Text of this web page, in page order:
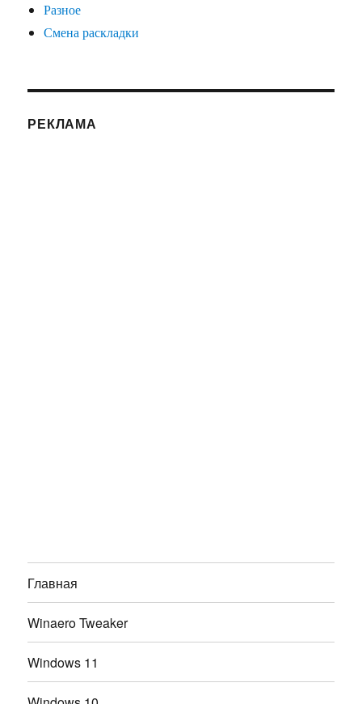
Разное
Смена раскладки
РЕКЛАМА
Главная
Winaero Tweaker
Windows 11